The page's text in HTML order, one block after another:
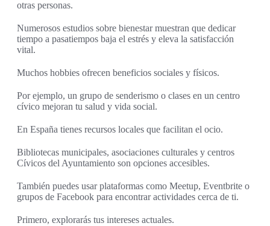
otras personas.
Numerosos estudios sobre bienestar muestran que dedicar
tiempo a pasatiempos baja el estrés y eleva la satisfacción
vital.
Muchos hobbies ofrecen beneficios sociales y físicos.
Por ejemplo, un grupo de senderismo o clases en un centro
cívico mejoran tu salud y vida social.
En España tienes recursos locales que facilitan el ocio.
Bibliotecas municipales, asociaciones culturales y centros
Cívicos del Ayuntamiento son opciones accesibles.
También puedes usar plataformas como Meetup, Eventbrite o
grupos de Facebook para encontrar actividades cerca de ti.
Primero, explorarás tus intereses actuales.